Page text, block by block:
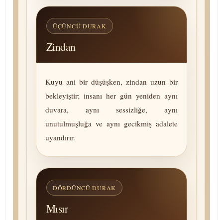
ÜÇÜNCÜ DURAK
Zindan
Kuyu ani bir düşüşken, zindan uzun bir
bekleyiştir; insanı her gün yeniden aynı
duvara, aynı sessizliğe, aynı
unutulmuşluğa ve aynı gecikmiş adalete
uyandırır.
DÖRDÜNCÜ DURAK
Mısır